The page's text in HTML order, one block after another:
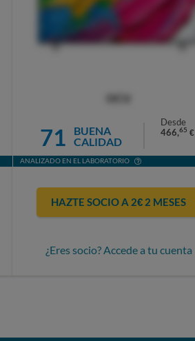
71
BUENA
CALIDAD
Desde
466,65 €
ANALIZADO EN EL LABORATORIO
HAZTE SOCIO A 2€ 2 MESES
¿Eres socio? Accede a tu cuenta